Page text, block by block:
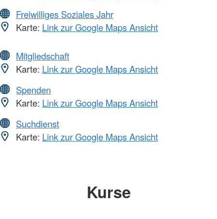
Freiwilliges Soziales Jahr
Karte: Link zur Google Maps Ansicht
Mitgliedschaft
Karte: Link zur Google Maps Ansicht
Spenden
Karte: Link zur Google Maps Ansicht
Suchdienst
Karte: Link zur Google Maps Ansicht
Kurse